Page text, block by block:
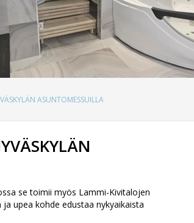
ASUNTOMESSUILLA
se toimii myös Lammi-Kivitalojen
upea kohde edustaa nykyaikaista